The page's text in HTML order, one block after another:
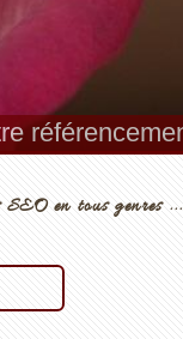
en tous genres ...